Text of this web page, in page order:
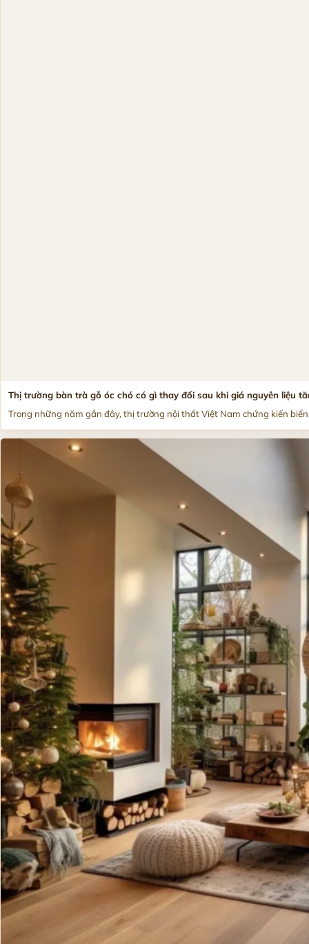
Thị trường bàn trà gỗ óc chó có gì thay đổi sau khi giá nguyên liệu
Trong những năm gần đây, thị trường nội thất Việt Nam chứng kiến